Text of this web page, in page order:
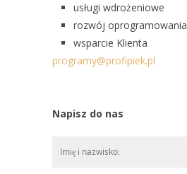
usługi wdrożeniowe
rozwój oprogramowania
wsparcie Klienta
programy@profipiek.pl
Napisz do nas